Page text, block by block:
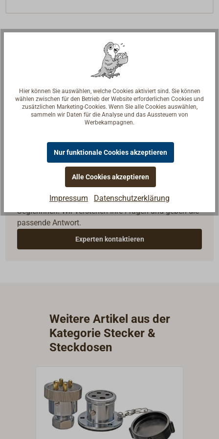
Fragen zum Artikel?
Reden Sie mit Handwerkern, Bootsbauern und
Seglerinnen. Wir verstehen Ihre Fragen und geben die
passende Antwort.
Experten kontaktieren
Weitere Artikel aus der
Kategorie Stecker &
Steckdosen
Hier können Sie auswählen, welche Cookies aktiviert sind. Sie können
wählen zwischen für den Betrieb der Website erforderlichen Cookies und
zusätzlichen Marketing-Cookies. Wenn Sie alle Cookies auswählen,
sammeln wir Daten für die Analyse und das Aussteuern von
Werbekampagnen.
Nur funktionale Cookies akzeptieren
Alle Cookies akzeptieren
Impressum Datenschutzerklärung